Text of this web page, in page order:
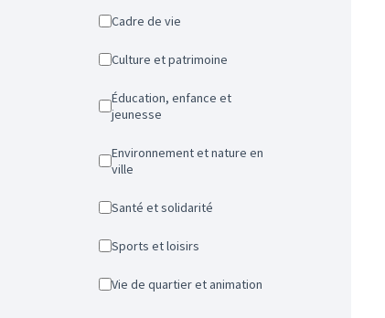
Cadre de vie
Culture et patrimoine
Éducation, enfance et
jeunesse
Environnement et nature en
ville
Santé et solidarité
Sports et loisirs
Vie de quartier et animation